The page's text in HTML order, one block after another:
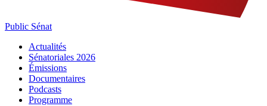
Public Sénat
Actualités
Sénatoriales 2026
Émissions
Documentaires
Podcasts
Programme